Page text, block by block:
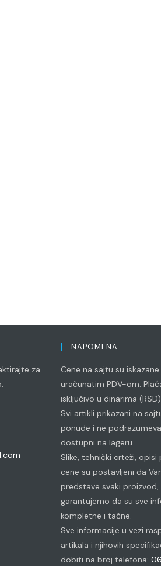
za
Opens
application
NAPOMENA
Cene na sajtu su
uračunatim PDV-om.
isključivo u dinarima
Svi artikli prikazani na
ponude i ne
dostupni na lageru.
Slike, tehnički crteži, opisi
cene su postavljeni da
predstave svaki
garantujemo da su sve
kompletne i tačne.
Sve informacije u vezi
artikala i njihovih
dobiti na broj telefona: